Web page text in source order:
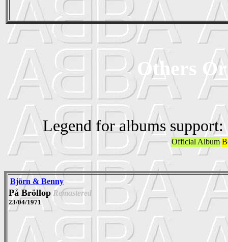
Others
Legend for albums support:
Official Album
Björn & Benny
På Bröllop Remastered
23/04/1971